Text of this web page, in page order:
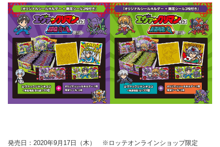
発売日：2020年9月17日（木） ※ロッテオンラインショップ限定